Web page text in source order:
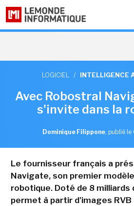
LOGICIEL / INTELLIGENCE
Avec Robostral
s'invite dans la
Dominique Filippone, publié
Le fournisseur français a
Navigate, son premier
robotique. Doté de 8 milliards
permet à partir d'images